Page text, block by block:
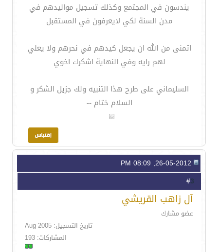
يندسون في المجتمع وكذلك تسجيل مواليدهم في
مدن السنة لكي لايعرفون في المستقبل
اتمنى من الله ان يجعل كيدهم في نحرهم ولا يعلي
لهم رايه وفي النهاية اشكرك اخوي
السليماني على طرح هذا التنبيه ولك جزيل الشكر و
السلام ختام --
3
آل زاهب القريشي
عضو مشارك
تاريخ التسجيل: Aug 2005
المشاركات: 193